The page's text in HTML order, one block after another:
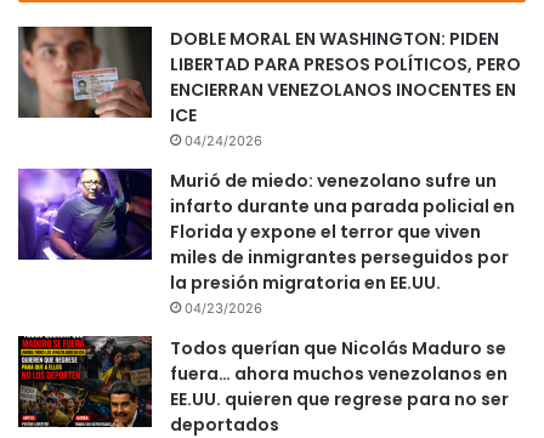
DOBLE MORAL EN WASHINGTON: PIDEN
LIBERTAD PARA PRESOS POLÍTICOS, PERO
ENCIERRAN VENEZOLANOS INOCENTES EN
ICE
04/24/2026
Murió de miedo: venezolano sufre un
infarto durante una parada policial en
Florida y expone el terror que viven
miles de inmigrantes perseguidos por
la presión migratoria en EE.UU.
04/23/2026
Todos querían que Nicolás Maduro se
fuera… ahora muchos venezolanos en
EE.UU. quieren que regrese para no ser
deportados